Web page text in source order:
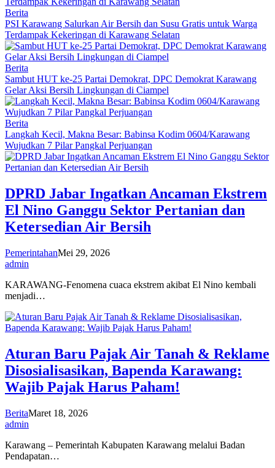
Berita
PSI Karawang Salurkan Air Bersih dan Susu Gratis untuk Warga
Terdampak Kekeringan di Karawang Selatan
Berita
Sambut HUT ke-25 Partai Demokrat, DPC Demokrat Karawang
Gelar Aksi Bersih Lingkungan di Ciampel
Berita
Langkah Kecil, Makna Besar: Babinsa Kodim 0604/Karawang
Wujudkan 7 Pilar Pangkal Perjuangan
DPRD Jabar Ingatkan Ancaman Ekstrem
El Nino Ganggu Sektor Pertanian dan
Ketersedian Air Bersih
PemerintahanMei 29, 2026
admin
KARAWANG-Fenomena cuaca ekstrem akibat El Nino kembali
menjadi…
Aturan Baru Pajak Air Tanah & Reklame
Disosialisasikan, Bapenda Karawang:
Wajib Pajak Harus Paham!
BeritaMaret 18, 2026
admin
Karawang – Pemerintah Kabupaten Karawang melalui Badan
Pendapatan…